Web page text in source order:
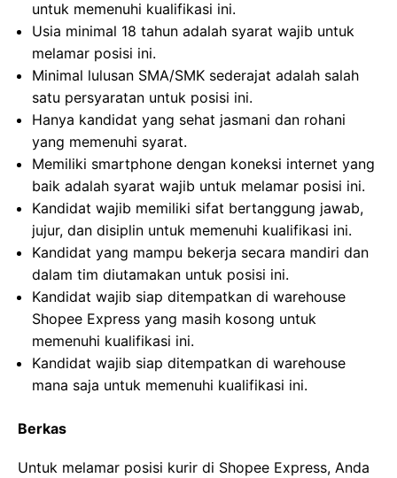
untuk memenuhi kualifikasi ini.
Usia minimal 18 tahun adalah syarat wajib untuk
melamar posisi ini.
Minimal lulusan SMA/SMK sederajat adalah salah
satu persyaratan untuk posisi ini.
Hanya kandidat yang sehat jasmani dan rohani
yang memenuhi syarat.
Memiliki smartphone dengan koneksi internet yang
baik adalah syarat wajib untuk melamar posisi ini.
Kandidat wajib memiliki sifat bertanggung jawab,
jujur, dan disiplin untuk memenuhi kualifikasi ini.
Kandidat yang mampu bekerja secara mandiri dan
dalam tim diutamakan untuk posisi ini.
Kandidat wajib siap ditempatkan di warehouse
Shopee Express yang masih kosong untuk
memenuhi kualifikasi ini.
Kandidat wajib siap ditempatkan di warehouse
mana saja untuk memenuhi kualifikasi ini.
Berkas
Untuk melamar posisi kurir di Shopee Express, Anda